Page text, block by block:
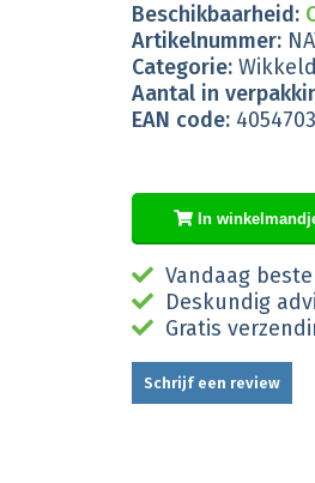
Beschikbaarheid:
Artikelnummer:
Categorie:
Aantal in
EAN code:
In
Vandaag
Deskundig
Gratis
Schrijf een review